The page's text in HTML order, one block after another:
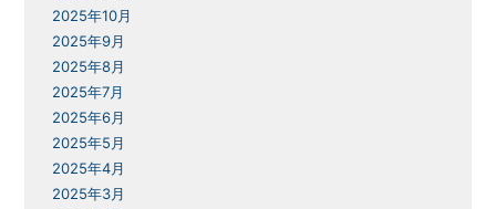
2025年10月
2025年9月
2025年8月
2025年7月
2025年6月
2025年5月
2025年4月
2025年3月